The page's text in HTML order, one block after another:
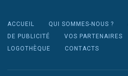
ACCUEIL QUI SOMMES-NOUS ?
DE PUBLICITÉ
VOS PARTENAIRES
LOGOTHÈQUE
CONTACTS